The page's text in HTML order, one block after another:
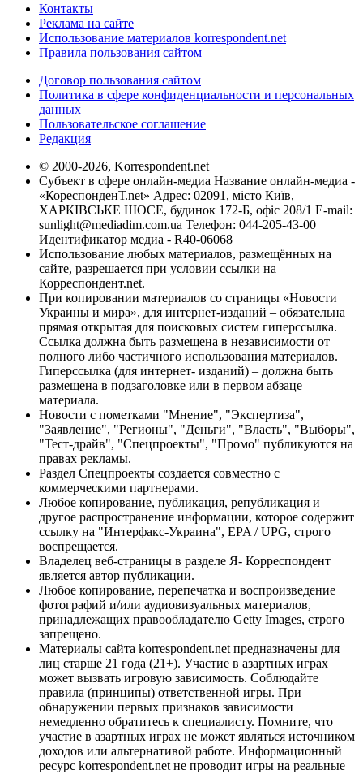
Контакты
Реклама на сайте
Использование материалов korrespondent.net
Правила пользования сайтом
Договор пользования сайтом
Политика в сфере конфиденциальности и персональных
данных
Пользовательское соглашение
Редакция
© 2000-2026, Korrespondent.net
Субъект в сфере онлайн-медиа Название онлайн-медиа -
«КореспонденТ.net» Адрес: 02091, місто Київ,
ХАРКІВСЬКЕ ШОСЕ, будинок 172-Б, офіс 208/1 E-mail:
sunlight@mediadim.com.ua Телефон: 044-205-43-00
Идентификатор медиа - R40-06068
Использование любых материалов, размещённых на
сайте, разрешается при условии ссылки на
Корреспондент.net.
При копировании материалов со страницы «Новости
Украины и мира», для интернет-изданий – обязательна
прямая открытая для поисковых систем гиперссылка.
Ссылка должна быть размещена в независимости от
полного либо частичного использования материалов.
Гиперссылка (для интернет- изданий) – должна быть
размещена в подзаголовке или в первом абзаце
материала.
Новости с пометками "Мнение", "Экспертиза",
"Заявление", "Регионы", "Деньги", "Власть", "Выборы",
"Тест-драйв", "Спецпроекты", "Промо" публикуются на
правах рекламы.
Раздел Спецпроекты создается совместно с
коммерческими партнерами.
Любое копирование, публикация, републикация и
другое распространение информации, которое содержит
ссылку на "Интерфакс-Украина", EPA / UPG, строго
воспрещается.
Владелец веб-страницы в разделе Я- Корреспондент
является автор публикации.
Любое копирование, перепечатка и воспроизведение
фотографий и/или аудиовизуальных материалов,
принадлежащих правообладателю Getty Images, строго
запрещено.
Материалы сайта korrespondent.net предназначены для
лиц старше 21 года (21+). Участие в азартных играх
может вызвать игровую зависимость. Соблюдайте
правила (принципы) ответственной игры. При
обнаружении первых признаков зависимости
немедленно обратитесь к специалисту. Помните, что
участие в азартных играх не может являться источником
доходов или альтернативой работе. Информационный
ресурс korrespondent.net не проводит игры на реальные